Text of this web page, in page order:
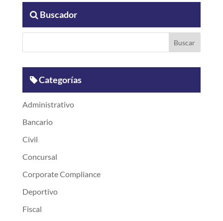
Buscador
Categorías
Administrativo
Bancario
Civil
Concursal
Corporate Compliance
Deportivo
Fiscal